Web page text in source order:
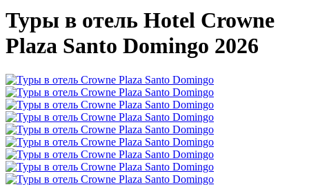
Туры в отель Hotel Crowne
Plaza Santo Domingo 2026